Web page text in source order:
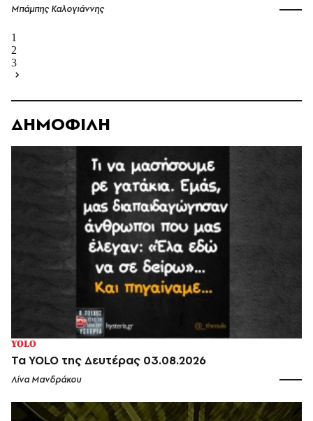
Μπάμπης Καλογιάννης
1
2
3
ΔΗΜΟΦΙΛΗ
YOLO
Τα YOLO της Δευτέρας 03.08.2026
Λίνα Μανδράκου